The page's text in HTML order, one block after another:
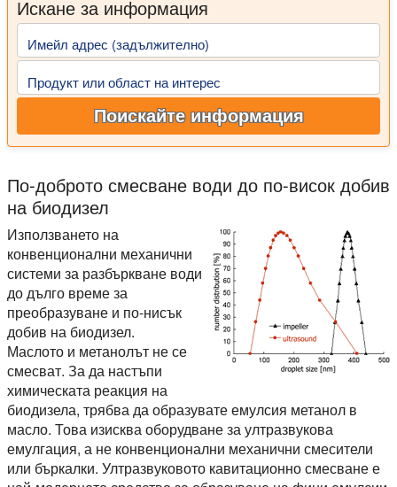
Искане за информация
Имейл адрес (задължително)
Продукт или област на интерес
Поискайте информация
По-доброто смесване води до по-висок добив
на биодизел
Използването на
конвенционални механични
системи за разбъркване води
до дълго време за
преобразуване и по-нисък
добив на биодизел.
Маслото и метанолът не се
смесват. За да настъпи
химическата реакция на
биодизела, трябва да образувате емулсия метанол в
масло. Това изисква оборудване за ултразвукова
емулгация, а не конвенционални механични смесители
или бъркалки. Ултразвуковото кавитационно смесване е